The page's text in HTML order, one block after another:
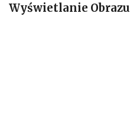
jWyświetlanie Obrazu